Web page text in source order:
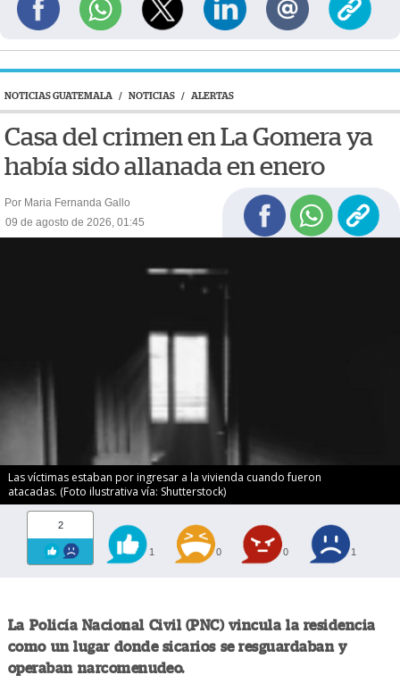
NOTICIAS GUATEMALA / NOTICIAS / ALERTAS
Casa del crimen en La Gomera ya
había sido allanada en enero
Por Maria Fernanda Gallo
09 de agosto de 2026, 01:45
Las víctimas estaban por ingresar a la vivienda cuando fueron
atacadas. (Foto ilustrativa vía: Shutterstock)
2
1 0 0 1
La Policía Nacional Civil (PNC) vincula la residencia
como un lugar donde sicarios se resguardaban y
operaban narcomenudeo.